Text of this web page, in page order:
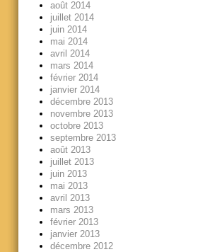
août 2014
juillet 2014
juin 2014
mai 2014
avril 2014
mars 2014
février 2014
janvier 2014
décembre 2013
novembre 2013
octobre 2013
septembre 2013
août 2013
juillet 2013
juin 2013
mai 2013
avril 2013
mars 2013
février 2013
janvier 2013
décembre 2012